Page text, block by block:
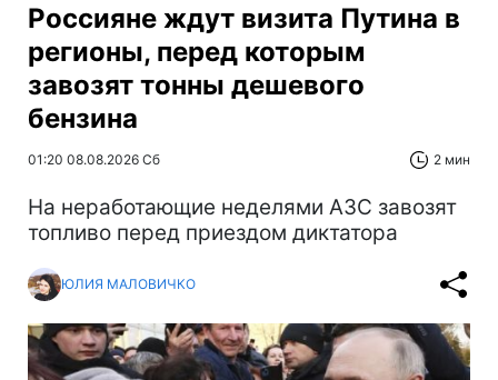
Россияне ждут визита Путина в
регионы, перед которым
завозят тонны дешевого
бензина
01:20 08.08.2026 Сб 2 мин
На неработающие неделями АЗС завозят
топливо перед приездом диктатора
ЮЛИЯ МАЛОВИЧКО